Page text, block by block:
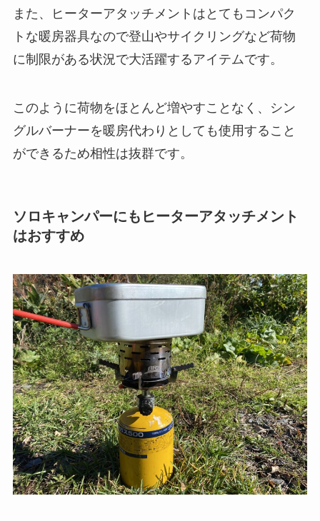
また、ヒーターアタッチメントはとてもコンパク
トな暖房器具なので登山やサイクリングなど荷物
に制限がある状況で大活躍するアイテムです。
このように荷物をほとんど増やすことなく、シン
グルバーナーを暖房代わりとしても使用すること
ができるため相性は抜群です。
ソロキャンパーにもヒーターアタッチメント
はおすすめ